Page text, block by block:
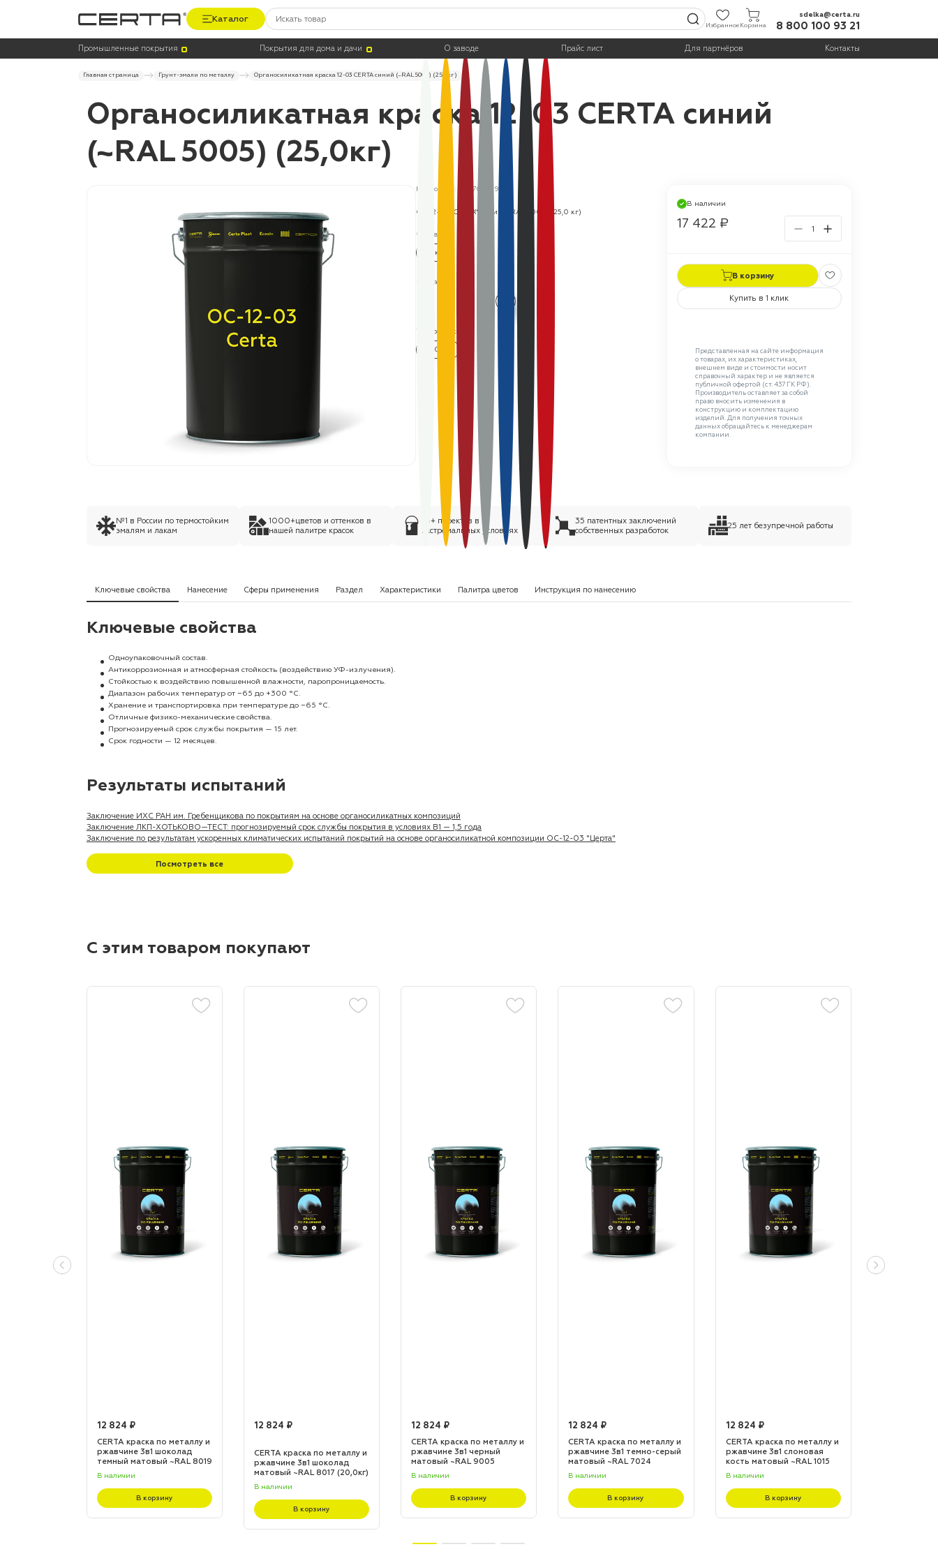
Каталог
ИзбранноеКорзина
sdelka@certa.ru
8 800 100 93 21
Промышленные покрытия Покрытия для дома и дачи О заводе Прайс лист Для партнёров Контакты
Главная страница Грунт-эмали по металлу Органосиликатная краска 12-03 CERTA синий (~RAL 5005) (25,0кг)
Органосиликатная краска 12-03 CERTA синий
(~RAL 5005) (25,0кг)
Код товара: OSC704229
ОС 12-03 "CERTA" синий (~RAL 5005) (25,0 кг)
Фасовка:
25 кг
Цвета:
Термостойкость:
300 °C
В наличии
17 422 ₽
В корзину
Купить в 1 клик
Представленная на сайте информация
о товарах, их характеристиках,
внешнем виде и стоимости носит
справочный характер и не является
публичной офертой (ст. 437 ГК РФ).
Производитель оставляет за собой
право вносить изменения в
конструкцию и комплектацию
изделий. Для получения точных
данных обращайтесь к менеджерам
компании.
№1 в России по термостойким
эмалям и лакам
1000+цветов и оттенков в
нашей палитре красок
75+ проектов в
экстремальных условиях
35 патентных заключений
собственных разработок
25 лет безупречной работы
Ключевые свойства Нанесение Сферы применения Раздел Характеристики Палитра цветов Инструкция по нанесению
Ключевые свойства
Одноупаковочный состав.
Антикоррозионная и атмосферная стойкость (воздействию УФ-излучения).
Стойкостью к воздействию повышенной влажности, паропроницаемость.
Диапазон рабочих температур от −65 до +300 °C.
Хранение и транспортировка при температуре до −65 °C.
Отличные физико-механические свойства.
Прогнозируемый срок службы покрытия — 15 лет.
Срок годности — 12 месяцев.
Результаты испытаний
Заключение ИХС РАН им. Гребенщикова по покрытиям на основе органосиликатных композиций
Заключение ЛКП-ХОТЬКОВО—ТЕСТ: прогнозируемый срок службы покрытия в условиях В1 — 1,5 года
Заключение по результатам ускоренных климатических испытаний покрытий на основе органосиликатной композиции ОС-12-03 "Церта"
Посмотреть все
С этим товаром покупают
12 824 ₽
CERTA краска по металлу и
ржавчине 3в1 шоколад
темный матовый ~RAL 8019
В наличии
В корзину
12 824 ₽
CERTA краска по металлу и
ржавчине 3в1 шоколад
матовый ~RAL 8017 (20,0кг)
В наличии
В корзину
12 824 ₽
CERTA краска по металлу и
ржавчине 3в1 черный
матовый ~RAL 9005
В наличии
В корзину
12 824 ₽
CERTA краска по металлу и
ржавчине 3в1 темно-серый
матовый ~RAL 7024
В наличии
В корзину
12 824 ₽
CERTA краска по металлу и
ржавчине 3в1 слоновая
кость матовый ~RAL 1015
В наличии
В корзину